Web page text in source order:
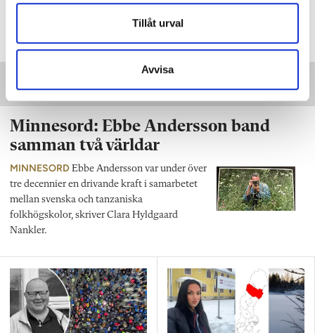
Tillåt urval
Avvisa
Minnesord: Ebbe Andersson band
samman två världar
MINNESORD Ebbe Andersson var under över
tre decennier en drivande kraft i samarbetet
mellan svenska och tanzaniska
folkhögskolor, skriver Clara Hyldgaard
Nankler.